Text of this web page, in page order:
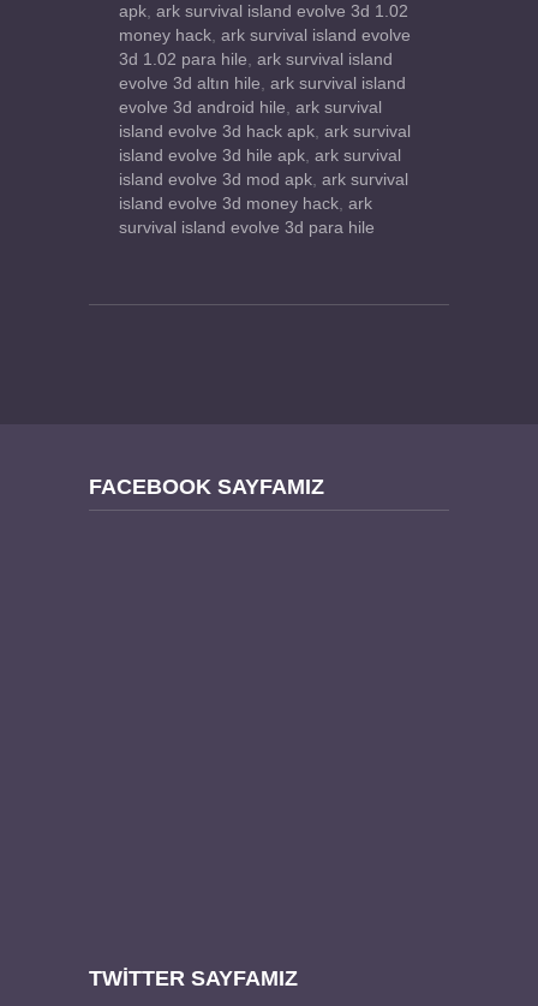
apk ark survival island evolve 3d 1.02
money hack ark survival island evolve
3d 1.02 para hile ark survival island
evolve 3d altın hile ark survival island
evolve 3d android hile ark survival
island evolve 3d hack apk ark survival
island evolve 3d hile apk ark survival
island evolve 3d mod apk ark survival
island evolve 3d money hack ark
survival island evolve 3d para hile
FACEBOOK SAYFAMIZ
TWITTER SAYFAMIZ